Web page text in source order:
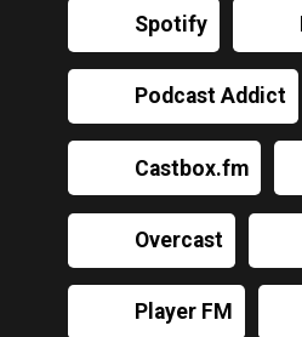
Spotify
Podcast Addict
Castbox.fm
Overcast
Player FM